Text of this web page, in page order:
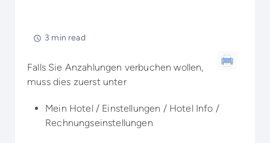
3 min read
Falls Sie Anzahlungen verbuchen wollen,
muss dies zuerst unter
Mein Hotel / Einstellungen / Hotel Info /
Rechnungseinstellungen